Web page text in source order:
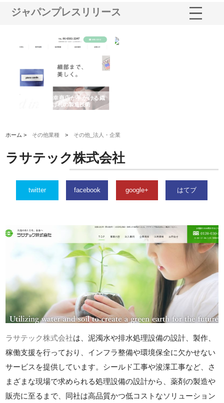
ジャパンプレスリリース
有限会社松幸商店が手がける織
ネームと下げ札の製造技術
ホーム > その他業種 > その他_法人・企業
ラサテック株式会社
twitter facebook google+ はてブ
ラサテック株式会社は、泥濁水や排水処理設備の設計、製作、
稼働支援を行っており、インフラ整備や環境保全に欠かせない
サービスを提供しています。シールド工事や浚渫工事など、さ
まざまな現場で求められる処理設備の設計から、薬剤の製造や
販売に至るまで、同社は高品質かつ低コストなソリューション